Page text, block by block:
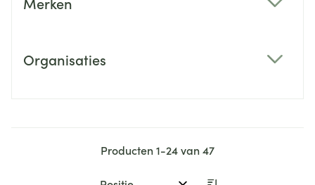
Organisaties
Producten1-24van47